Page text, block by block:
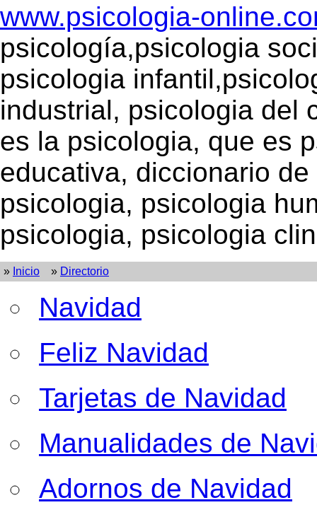
www.psicologia-
psicología,psicologia
psicologia
industrial, psicologia del
es la psicologia, que es
educativa, diccionario
psicologia, psicologia
psicologia, psicologia
» Inicio » Directorio
Navidad
Feliz Navidad
Tarjetas de Navidad
Manualidades de
Adornos de Navidad